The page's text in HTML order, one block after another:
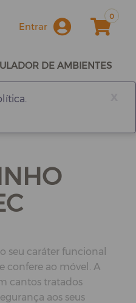
Entrar
0
DE AMBIENTES
seu caráter funcional
confere ao móvel. A
cantos tratados
aos seus